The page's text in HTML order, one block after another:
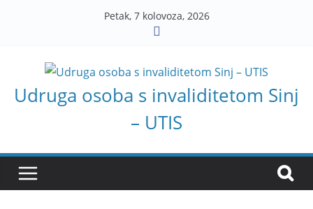
Petak, 7 kolovoza, 2026
Udruga osoba s invaliditetom Sinj
– UTIS